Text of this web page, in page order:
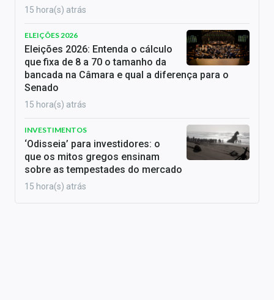
15 hora(s) atrás
ELEIÇÕES 2026
Eleições 2026: Entenda o cálculo
que fixa de 8 a 70 o tamanho da
bancada na Câmara e qual a diferença para o
Senado
15 hora(s) atrás
INVESTIMENTOS
‘Odisseia’ para investidores: o
que os mitos gregos ensinam
sobre as tempestades do mercado
15 hora(s) atrás